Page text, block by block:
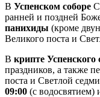
В Успенском соборе
ранней и поздней
панихиды (кроме
Великого поста и
В крипте Успенского
праздников, а также
поста и Светлой
09:00 (с водосвятием)